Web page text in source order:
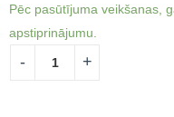
Pēc pasūtījuma veikšanas,
apstiprinājumu.